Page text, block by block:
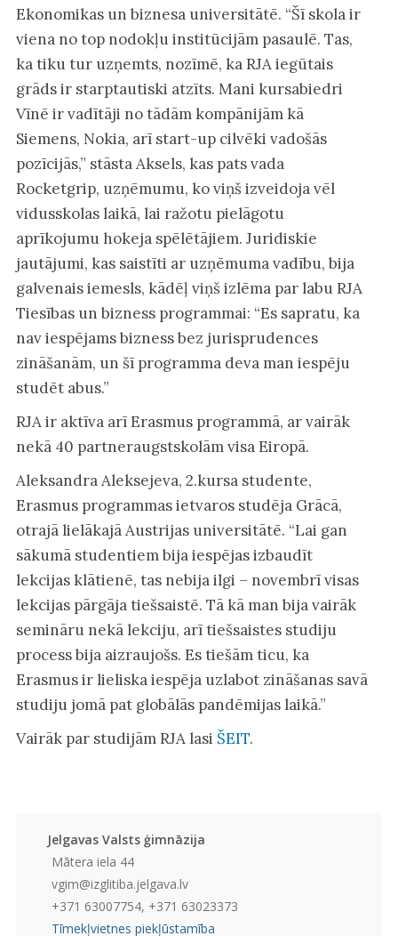
Ekonomikas un biznesa universitātē. “Šī skola ir
viena no top nodokļu institūcijām pasaulē. Tas,
ka tiku tur uzņemts, nozīmē, ka RJA iegūtais
grāds ir starptautiski atzīts. Mani kursabiedri
Vīnē ir vadītāji no tādām kompānijām kā
Siemens, Nokia, arī start-up cilvēki vadošās
pozīcijās,” stāsta Aksels, kas pats vada
Rocketgrip, uzņēmumu, ko viņš izveidoja vēl
vidusskolas laikā, lai ražotu pielāgotu
aprīkojumu hokeja spēlētājiem. Juridiskie
jautājumi, kas saistīti ar uzņēmuma vadību, bija
galvenais iemesls, kādēļ viņš izlēma par labu RJA
Tiesības un bizness programmai: “Es sapratu, ka
nav iespējams bizness bez jurisprudences
zināšanām, un šī programma deva man iespēju
studēt abus.”
RJA ir aktīva arī Erasmus programmā, ar vairāk
nekā 40 partneraugstskolām visa Eiropā.
Aleksandra Aleksejeva, 2.kursa studente,
Erasmus programmas ietvaros studēja Grācā,
otrajā lielākajā Austrijas universitātē. “Lai gan
sākumā studentiem bija iespējas izbaudīt
lekcijas klātienē, tas nebija ilgi – novembrī visas
lekcijas pārgāja tiešsaistē. Tā kā man bija vairāk
semināru nekā lekciju, arī tiešsaistes studiju
process bija aizraujošs. Es tiešām ticu, ka
Erasmus ir lieliska iespēja uzlabot zināšanas savā
studiju jomā pat globālās pandēmijas laikā.”
Vairāk par studijām RJA lasi ŠEIT.
Jelgavas Valsts ģimnāzija
Mātera iela 44
vgim@izglitiba.jelgava.lv
+371 63007754, +371 63023373
Tīmekļvietnes piekļūstamība